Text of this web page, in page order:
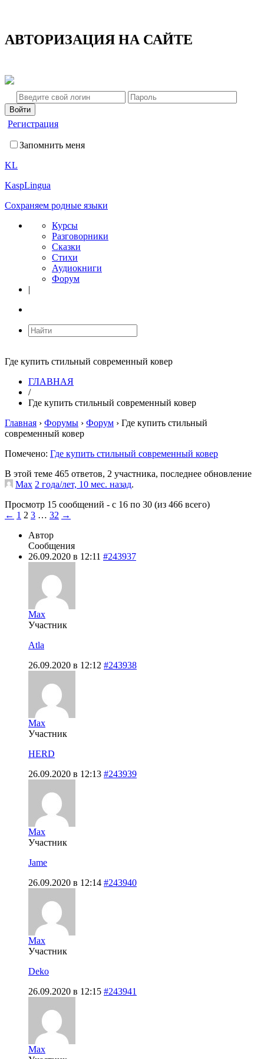
АВТОРИЗАЦИЯ НА САЙТЕ
Регистрация
Запомнить меня
KL
KaspLingua
Сохраняем родные языки
Курсы
Разговорники
Сказки
Стихи
Аудиокниги
Форум
|
Где купить стильный современный ковер
ГЛАВНАЯ
/
Где купить стильный современный ковер
Главная › Форумы › Форум › Где купить стильный
современный ковер
Помечено: Где купить стильный современный ковер
В этой теме 465 ответов, 2 участника, последнее обновление
Max 2 года/лет, 10 мес. назад.
Просмотр 15 сообщений - с 16 по 30 (из 466 всего)
← 1 2 3 … 32 →
Автор
Сообщения
26.09.2020 в 12:11 #243937
Max
Участник
Atla
26.09.2020 в 12:12 #243938
Max
Участник
HERD
26.09.2020 в 12:13 #243939
Max
Участник
Jame
26.09.2020 в 12:14 #243940
Max
Участник
Deko
26.09.2020 в 12:15 #243941
Max